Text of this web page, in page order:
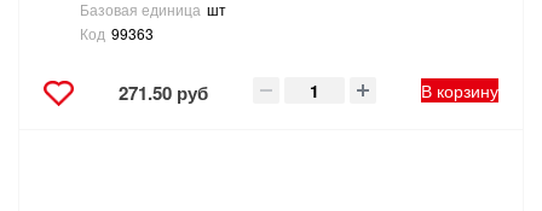
Базовая единица шт
Код 99363
271.50 руб В корзину